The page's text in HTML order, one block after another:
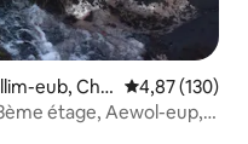
eub, Chej Évaluation
4,87 (130)
étage, Aewol-eup,